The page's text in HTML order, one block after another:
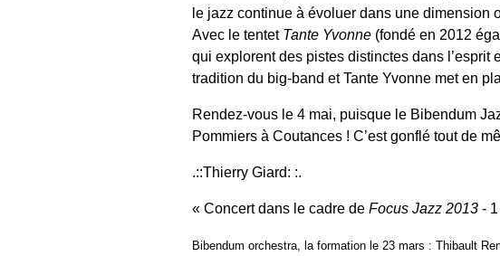
le jazz continue à évoluer dans une dimension
Avec le tentet Tante Yvonne (fondé en 2012
qui explorent des pistes distinctes dans
tradition du big-band et Tante Yvonne met en
Rendez-vous le 4 mai, puisque le Bibendum
Pommiers à Coutances ! C’est gonflé tout de
.::Thierry Giard: :.
Concert dans le cadre de Focus Jazz 2013 -
Bibendum orchestra, la formation le 23 mars : Thibault